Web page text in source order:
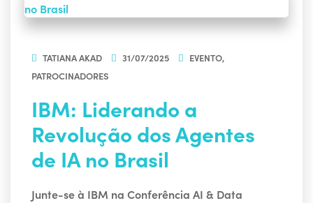
TATIANA AKAD 31/07/2025 EVENTO,
PATROCINADORES
IBM: Liderando a
Revolução dos Agentes
de IA no Brasil
Junte-se à IBM na Conferência AI & Data